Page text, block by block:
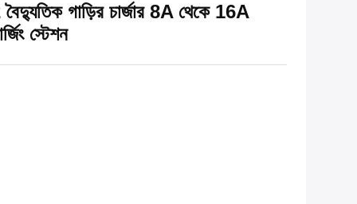
বৈদ্যুতিক গাড়ির চার্জার 8A থেকে 16A
স্টেশন